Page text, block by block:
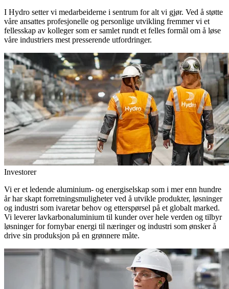
I Hydro setter vi medarbeiderne i sentrum for alt vi gjør. Ved å støtte
våre ansattes profesjonelle og personlige utvikling fremmer vi et
fellesskap av kolleger som er samlet rundt et felles formål om å løse
våre industriers mest presserende utfordringer.
Investorer
Vi er et ledende aluminium- og energiselskap som i mer enn hundre
år har skapt forretningsmuligheter ved å utvikle produkter, løsninger
og industri som ivaretar behov og etterspørsel på et globalt marked.
Vi leverer lavkarbonaluminium til kunder over hele verden og tilbyr
løsninger for fornybar energi til næringer og industri som ønsker å
drive sin produksjon på en grønnere måte.